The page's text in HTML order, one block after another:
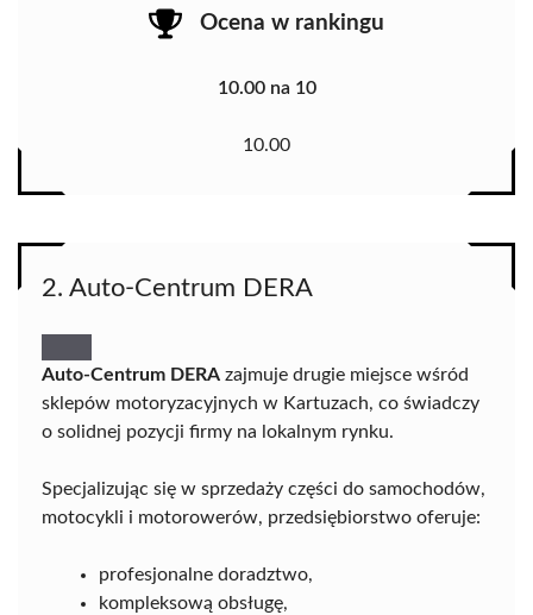
Ocena w rankingu
10.00 na 10
10.00
2. Auto-Centrum DERA
Auto-Centrum DERA zajmuje drugie miejsce wśród
sklepów motoryzacyjnych w Kartuzach, co świadczy
o solidnej pozycji firmy na lokalnym rynku.
Specjalizując się w sprzedaży części do samochodów,
motocykli i motorowerów, przedsiębiorstwo oferuje:
profesjonalne doradztwo,
kompleksową obsługę,